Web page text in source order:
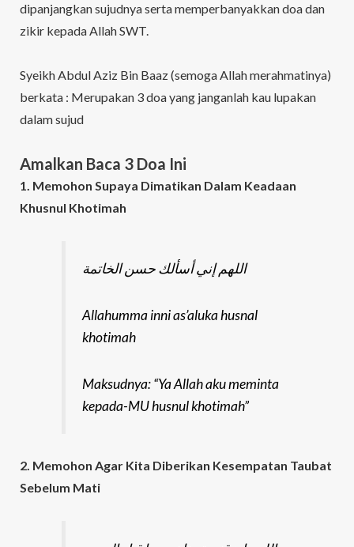
dipanjangkan sujudnya serta memperbanyakkan doa dan
zikir kepada Allah SWT.
Syeikh Abdul Aziz Bin Baaz (semoga Allah merahmatinya)
berkata : Merupakan 3 doa yang janganlah kau lupakan
dalam sujud
Amalkan Baca 3 Doa Ini
1. Memohon Supaya Dimatikan Dalam Keadaan
Khusnul Khotimah
اللهم إني أسألك حسن الخاتمة
Allahumma inni as’aluka husnal
khotimah
Maksudnya: “Ya Allah aku meminta
kepada-MU husnul khotimah”
2. Memohon Agar Kita Diberikan Kesempatan Taubat
Sebelum Mati